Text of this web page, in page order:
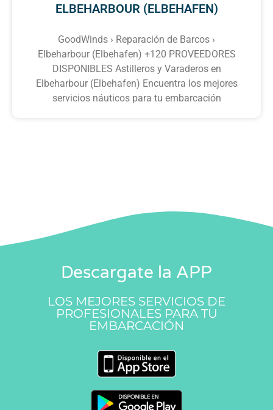
ELBEHARBOUR (ELBEHAFEN)
GoodWinds › Reparación de Barcos ›
Elbeharbour (Elbehafen) +120 PROVEEDORES
DISPONIBLES Astilleros y Varaderos en
Elbeharbour (Elbehafen) Encuentra los mejores
servicios náuticos para tu embarcación
Descargate la APP
LOS MEJORES SERVICIOS DE
PROFESIONALES PARA TU
EMBARCACIÓN